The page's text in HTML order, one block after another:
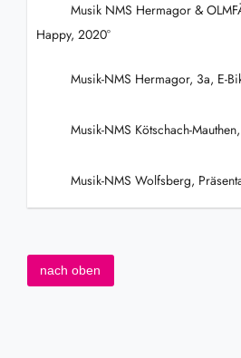
Musik NMS Hermagor &
Happy, 2020°
Musik-NMS Hermagor, 3a, E-
Musik-NMS Kötschach-
Musik-NMS Wolfsberg,
nach oben